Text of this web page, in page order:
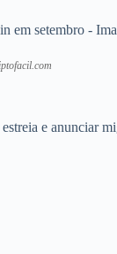
e anunciar